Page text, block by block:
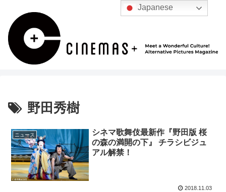
野田秀樹
ニュース
シネマ歌舞伎最新作『野田版 桜
の森の満開の下』 チラシビジュ
アル解禁！
2018.11.03
Japanese